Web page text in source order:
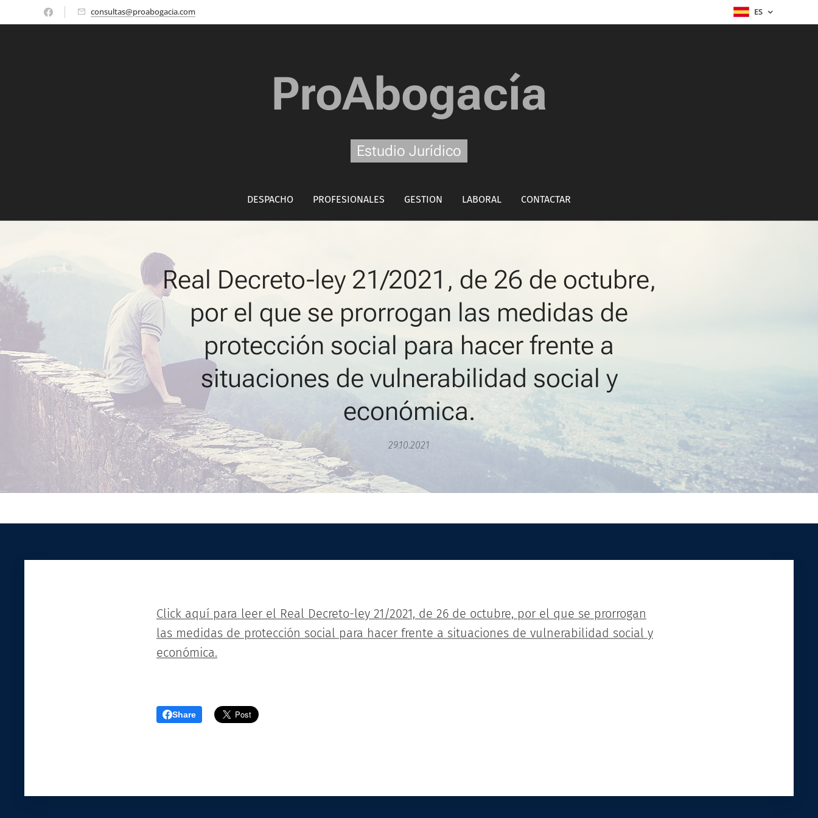
consultas@proabogacia.com ES
ProAbogacía
Estudio Jurídico
DESPACHO PROFESIONALES GESTION LABORAL CONTACTAR
Real Decreto-ley 21/2021, de 26 de octubre,
por el que se prorrogan las medidas de
protección social para hacer frente a
situaciones de vulnerabilidad social y
económica.
29.10.2021
Click aquí para leer el Real Decreto-ley 21/2021, de 26 de octubre, por el que se prorrogan
las medidas de protección social para hacer frente a situaciones de vulnerabilidad social y
económica.
Share